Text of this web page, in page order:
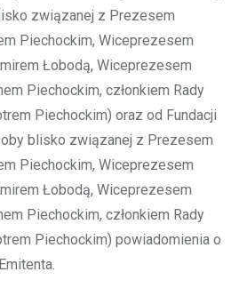
związanej z Prezesem
Piechockim, Wiceprezesem
Łobodą, Wiceprezesem
Piechockim, członkiem Rady
Piechockim) oraz od Fundacji
blisko związanej z Prezesem
Piechockim, Wiceprezesem
Łobodą, Wiceprezesem
Piechockim, członkiem Rady
Piechockim) powiadomienia o